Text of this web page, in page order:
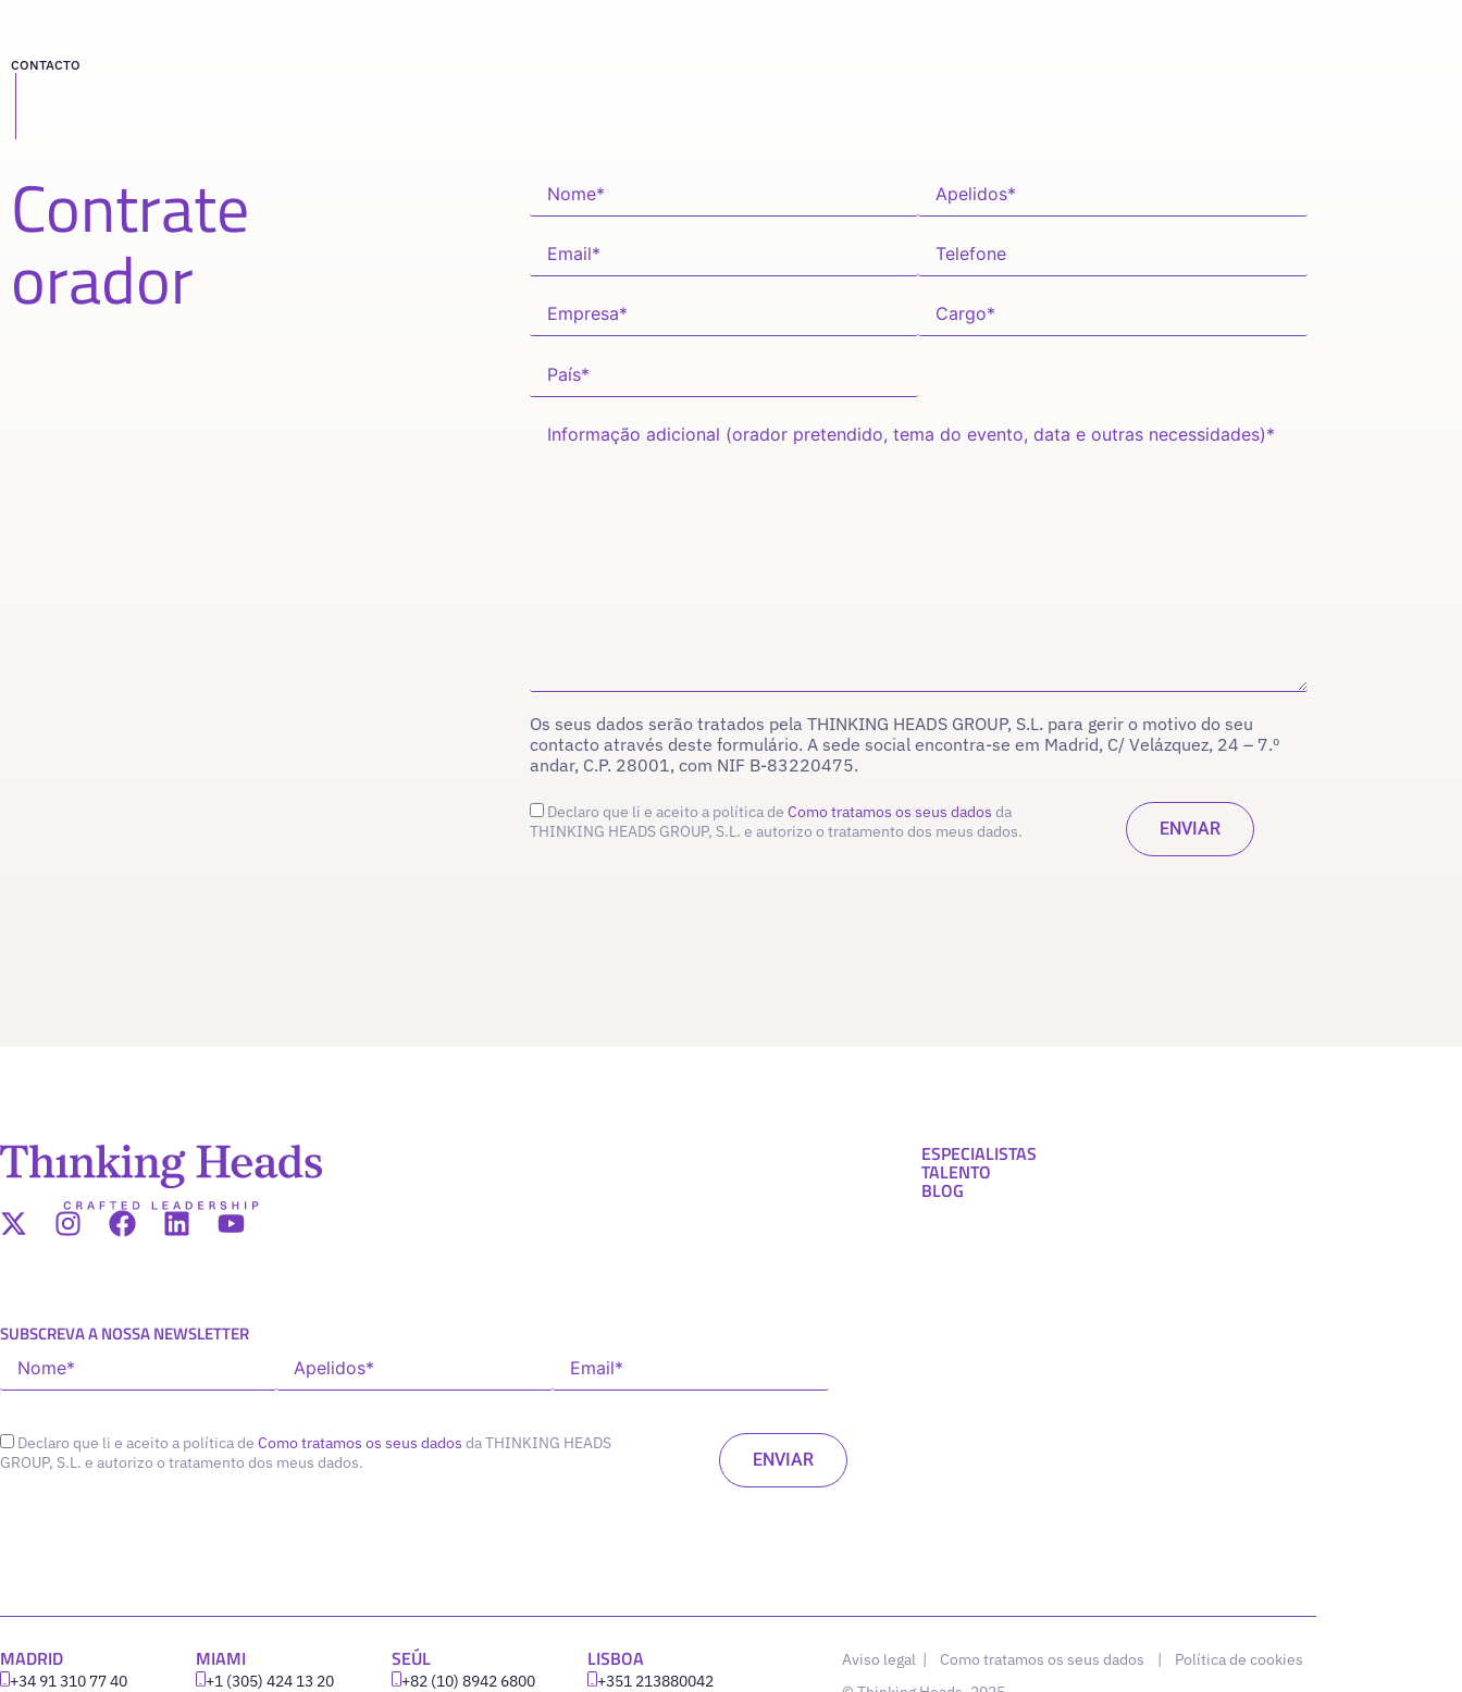
CONTACTO
Contrate
orador
Os seus dados serão tratados pela THINKING HEADS GROUP, S.L. para gerir o motivo do seu
contacto através deste formulário. A sede social encontra-se em Madrid, C/ Velázquez, 24 – 7.º
andar, C.P. 28001, com NIF B-83220475.
Declaro que li e aceito a política de Como tratamos os seus dados da
THINKING HEADS GROUP, S.L. e autorizo o tratamento dos meus dados.
SUBSCREVA A NOSSA NEWSLETTER
Declaro que li e aceito a política de Como tratamos os seus dados da THINKING HEADS
GROUP, S.L. e autorizo o tratamento dos meus dados.
ESPECIALISTAS
TALENTO
BLOG
MADRID
+34 91 310 77 40
MIAMI
+1 (305) 424 13 20
SEÚL
+82 (10) 8942 6800
LISBOA
‪+351 213880042
Aviso legal | Como tratamos os seus dados | Política de cookies